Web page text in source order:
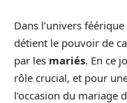
Dans l’univers féérique
détient le pouvoir de
par les mariés. En ce
rôle crucial, et pour
l’occasion du mariage